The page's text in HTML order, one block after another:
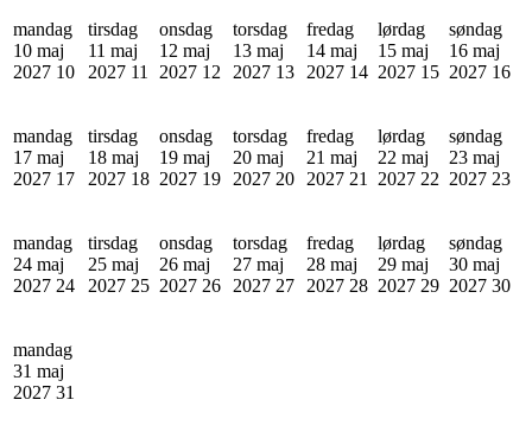
mandag
10 maj
2027 10
tirsdag
11 maj
2027 11
onsdag
12 maj
2027 12
torsdag
13 maj
2027 13
fredag
14 maj
2027 14
lørdag
15 maj
2027 15
søndag
16 maj
2027 16
mandag
17 maj
2027 17
tirsdag
18 maj
2027 18
onsdag
19 maj
2027 19
torsdag
20 maj
2027 20
fredag
21 maj
2027 21
lørdag
22 maj
2027 22
søndag
23 maj
2027 23
mandag
24 maj
2027 24
tirsdag
25 maj
2027 25
onsdag
26 maj
2027 26
torsdag
27 maj
2027 27
fredag
28 maj
2027 28
lørdag
29 maj
2027 29
søndag
30 maj
2027 30
mandag
31 maj
2027 31